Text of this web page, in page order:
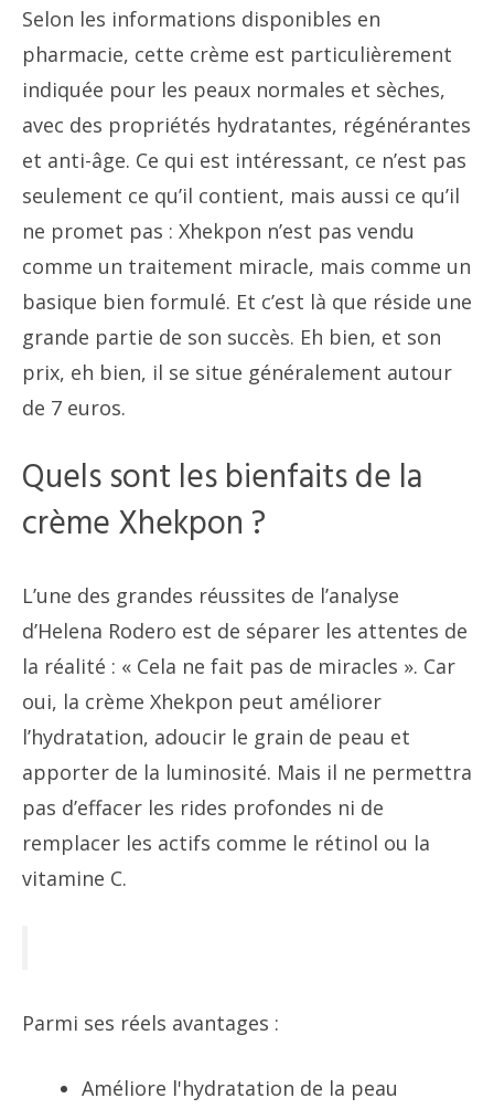
Selon les informations disponibles en
pharmacie, cette crème est particulièrement
indiquée pour les peaux normales et sèches,
avec des propriétés hydratantes, régénérantes
et anti-âge. Ce qui est intéressant, ce n’est pas
seulement ce qu’il contient, mais aussi ce qu’il
ne promet pas : Xhekpon n’est pas vendu
comme un traitement miracle, mais comme un
basique bien formulé. Et c’est là que réside une
grande partie de son succès. Eh bien, et son
prix, eh bien, il se situe généralement autour
de 7 euros.
Quels sont les bienfaits de la
crème Xhekpon ?
L’une des grandes réussites de l’analyse
d’Helena Rodero est de séparer les attentes de
la réalité : « Cela ne fait pas de miracles ». Car
oui, la crème Xhekpon peut améliorer
l’hydratation, adoucir le grain de peau et
apporter de la luminosité. Mais il ne permettra
pas d’effacer les rides profondes ni de
remplacer les actifs comme le rétinol ou la
vitamine C.
Parmi ses réels avantages :
Améliore l'hydratation de la peau